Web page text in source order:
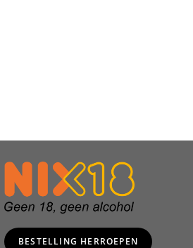
BESTELLING HERROEPEN